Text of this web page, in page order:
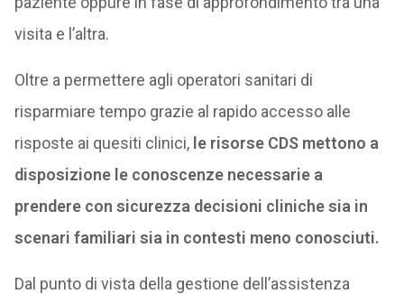
visita e l’altra.
Oltre a permettere agli operatori sanitari di
risparmiare tempo grazie al rapido accesso alle
risposte ai quesiti clinici, le risorse CDS mettono a
disposizione le conoscenze necessarie a
prendere con sicurezza decisioni cliniche sia in
scenari familiari sia in contesti meno conosciuti.
Dal punto di vista della gestione dell’assistenza